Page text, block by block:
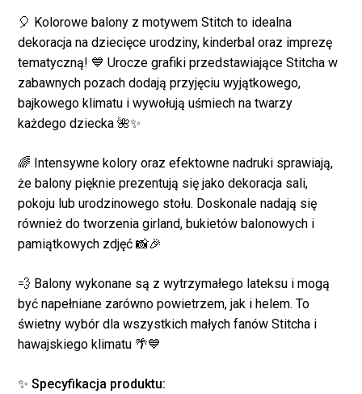
🎈 Kolorowe balony z motywem Stitch to idealna
dekoracja na dziecięce urodziny, kinderbal oraz imprezę
tematyczną! 💙 Urocze grafiki przedstawiające Stitcha w
zabawnych pozach dodają przyjęciu wyjątkowego,
bajkowego klimatu i wywołują uśmiech na twarzy
każdego dziecka 🌺✨
🌈 Intensywne kolory oraz efektowne nadruki sprawiają,
że balony pięknie prezentują się jako dekoracja sali,
pokoju lub urodzinowego stołu. Doskonale nadają się
również do tworzenia girland, bukietów balonowych i
pamiątkowych zdjęć 📸🎉
💨 Balony wykonane są z wytrzymałego lateksu i mogą
być napełniane zarówno powietrzem, jak i helem. To
świetny wybór dla wszystkich małych fanów Stitcha i
hawajskiego klimatu 🌴💙
✨Specyfikacja produktu: